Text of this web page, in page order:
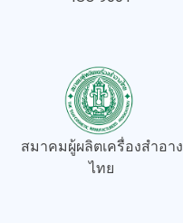
สมาคมผู้ผลิตเครื่องสำอาง
ไทย